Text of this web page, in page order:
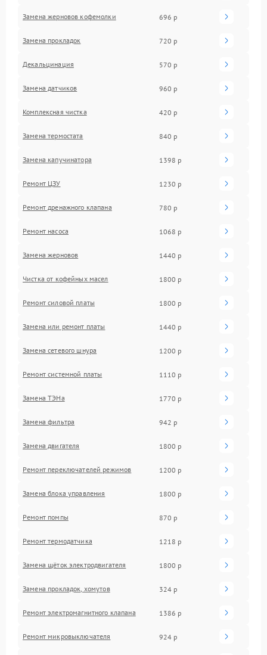
Замена жерновов кофемолки 696 р
Замена прокладок 720 р
Декальцинация 570 р
Замена датчиков 960 р
Комплексная чистка 420 р
Замена термостата 840 р
Замена капучинатора 1398 р
Ремонт ЦЗУ 1230 р
Ремонт дренажного клапана 780 р
Ремонт насоса 1068 р
Замена жерновов 1440 р
Чистка от кофейных масел 1800 р
Ремонт силовой платы 1800 р
Замена или ремонт платы 1440 р
Замена сетевого шнура 1200 р
Ремонт системной платы 1110 р
Замена ТЭНа 1770 р
Замена фильтра 942 р
Замена двигателя 1800 р
Ремонт переключателей режимов 1200 р
Замена блока управления 1800 р
Ремонт помпы 870 р
Ремонт термодатчика 1218 р
Замена щёток электродвигателя 1800 р
Замена прокладок, хомутов 324 р
Ремонт электромагнитного клапана 1386 р
Ремонт микровыключателя 924 р